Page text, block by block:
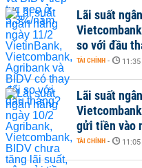
Lãi suất
so với đầu
TÀI CHÍNH -
Lãi suất
gửi tiền vào
TÀI CHÍNH -